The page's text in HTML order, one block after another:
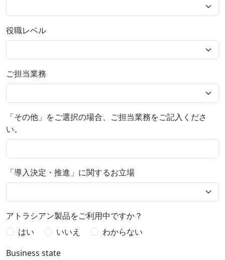
役職レベル
ご担当業務
「その他」をご選択の場合、ご担当業務をご記入くださ
い。
「導入決定・推進」に関するお立場
アトラシアン製品をご利用中ですか？
はい
いいえ
わからない
Business state